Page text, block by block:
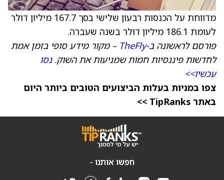
מדווחת על הכנסות רבעון שלישי בסך 167.7 מיליון דולר
לעומת 186.1 מיליון דולר בשנה שעברה.
פורסם לראשונה ב-TheFly – מקור מידע סופי בזמן אמת
לחדשות פיננסיות חמות שמניעות את השוק.נסו
עכשיו>>
צפו במניות בעלות הביצועים הטובים ביותר היום
באתר TipRanks >>
חפשו אותנו -